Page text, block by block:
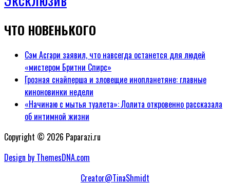
ЧТО НОВЕНЬКОГО
Сэм Асгари заявил, что навсегда останется для людей
«мистером Бритни Спирс»
Грозная снайперша и зловещие инопланетяне: главные
киноновинки недели
«Начинаю с мытья туалета»: Лолита откровенно рассказала
об интимной жизни
Copyright © 2026 Paparazi.ru
Design by ThemesDNA.com
Creator@TinaShmidt